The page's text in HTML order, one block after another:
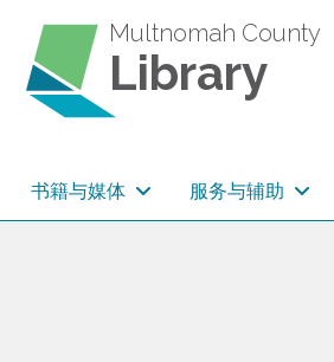
Multnomah County
Library
主导航
书籍与媒体 服务与辅助